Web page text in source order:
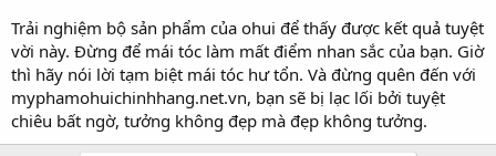
Trải nghiệm bộ sản phẩm của ohui để thấy được kết quả tuyệt
vời này. Đừng để mái tóc làm mất điểm nhan sắc của bạn. Giờ
thì hãy nói lời tạm biệt mái tóc hư tổn. Và đừng quên đến với
myphamohuichinhhang.net.vn, bạn sẽ bị lạc lối bởi tuyệt
chiêu bất ngờ, tưởng không đẹp mà đẹp không tưởng.